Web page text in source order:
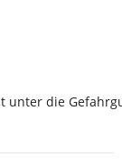
unter die